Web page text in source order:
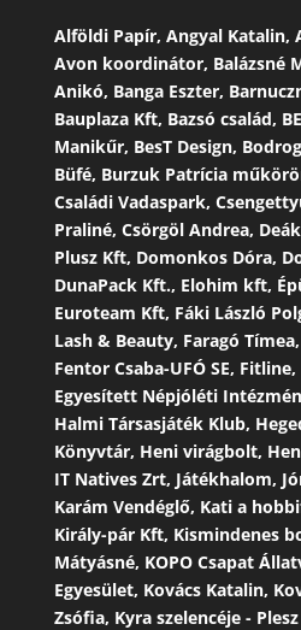
Alföldi Papír, Angyal Katalin,
Avon koordinátor, Balázsné
Anikó, Banga Eszter,
Bauplaza Kft, Bazsó család,
Manikűr, BesT Design,
Büfé, Burzuk Patrícia
Családi Vadaspark,
Praliné, Csörgöl Andrea,
Plusz Kft, Domonkos Dóra,
DunaPack Kft., Elohim kft,
Euroteam Kft, Fáki László
Lash & Beauty, Faragó
Fentor Csaba-UFÓ SE,
Egyesített Népjóléti
Halmi Társasjáték Klub,
Könyvtár, Heni virágbolt,
IT Natives Zrt, Játékhalom,
Karám Vendéglő, Kati a
Király-pár Kft, Kismindenes
Mátyásné, KOPO Csapat
Egyesület, Kovács Katalin,
Zsófia, Kyra szelencéje -